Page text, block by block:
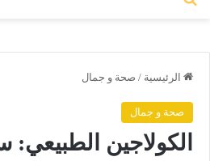
الرئيسية / صحة و جمال
صحة و جمال
الكولاجين الطبيعي: